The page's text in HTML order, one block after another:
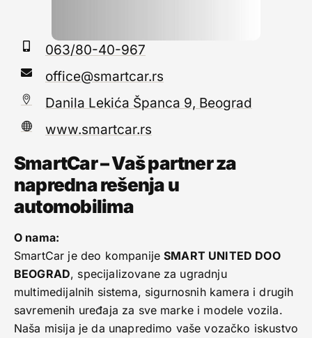
063/80-40-967
office@smartcar.rs
Danila Lekića Španca 9, Beograd
www.smartcar.rs
SmartCar – Vaš partner za
napredna rešenja u
automobilima
O nama:
SmartCar je deo kompanijeSMART UNITED DOO
BEOGRAD, specijalizovane za ugradnju
multimedijalnih sistema, sigurnosnih kamera i drugih
savremenih uređaja za sve marke i modele vozila.
Naša misija je da unapredimo vaše vozačko iskustvo